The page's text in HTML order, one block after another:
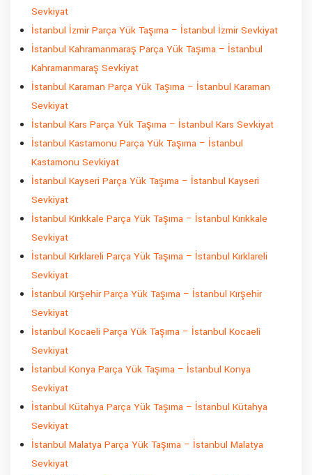
Sevkiyat
İstanbul İzmir Parça Yük Taşıma – İstanbul İzmir Sevkiyat
İstanbul Kahramanmaraş Parça Yük Taşıma – İstanbul
Kahramanmaraş Sevkiyat
İstanbul Karaman Parça Yük Taşıma – İstanbul Karaman
Sevkiyat
İstanbul Kars Parça Yük Taşıma – İstanbul Kars Sevkiyat
İstanbul Kastamonu Parça Yük Taşıma – İstanbul
Kastamonu Sevkiyat
İstanbul Kayseri Parça Yük Taşıma – İstanbul Kayseri
Sevkiyat
İstanbul Kırıkkale Parça Yük Taşıma – İstanbul Kırıkkale
Sevkiyat
İstanbul Kırklareli Parça Yük Taşıma – İstanbul Kırklareli
Sevkiyat
İstanbul Kırşehir Parça Yük Taşıma – İstanbul Kırşehir
Sevkiyat
İstanbul Kocaeli Parça Yük Taşıma – İstanbul Kocaeli
Sevkiyat
İstanbul Konya Parça Yük Taşıma – İstanbul Konya
Sevkiyat
İstanbul Kütahya Parça Yük Taşıma – İstanbul Kütahya
Sevkiyat
İstanbul Malatya Parça Yük Taşıma – İstanbul Malatya
Sevkiyat